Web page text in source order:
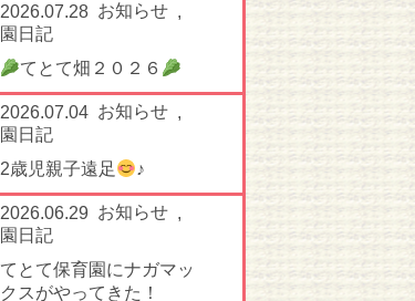
2026.07.28 お知らせ ,
園日記
てとて畑２０２６
2026.07.04 お知らせ ,
園日記
2歳児親子遠足
♪
2026.06.29 お知らせ ,
園日記
てとて保育園にナガマッ
クスがやってきた！